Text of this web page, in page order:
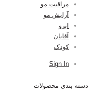
مراقبت مو
آرایش مو
ابرو
آقایان
کودک
Sign In
دسته بندی محصولات